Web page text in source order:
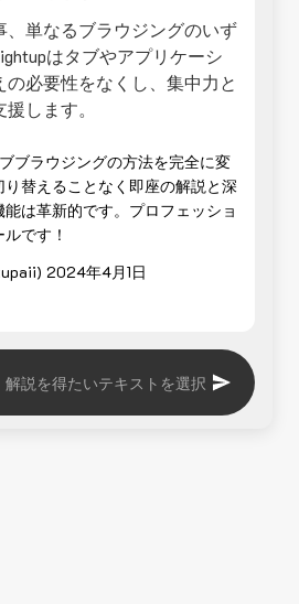
、単なるブラウジングのいず
はタブやアプリケーシ
の必要性をなくし、集中力と
します。
ブラウジングの方法を完全に変
り替えることなく即座の解説と深
は革新的です。プロフェッショ
です！
2024年4月1日